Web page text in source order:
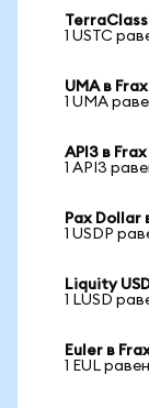
1 USTC
UMA в
1 UMA
API3 в
1 API3
Pax Dollar
1 USDP
Liquity
1 LUSD
Euler в
1 EUL